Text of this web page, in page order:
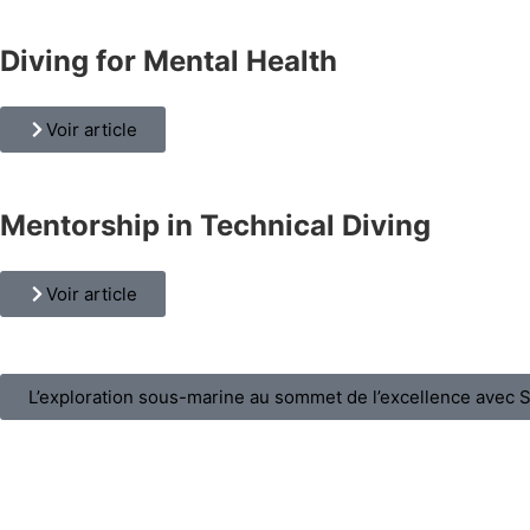
Diving for Mental Health
Voir article
Mentorship in Technical Diving
Voir article
L’exploration sous-marine au sommet de l’excellence avec